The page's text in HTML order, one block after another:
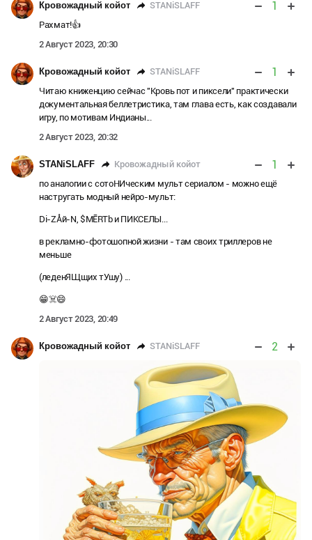
Кровожадный койот STANiSLAFF 1
Рахмат!👍
2 Август 2023, 20:30
Кровожадный койот STANiSLAFF 1
Читаю книженцию сейчас "Кровь пот и пиксели" практически
документальная беллетристика, там глава есть, как создавали
игру, по мотивам Индианы...
2 Август 2023, 20:32
STANiSLAFF Кровожадный койот 1
по аналогии с сотоНИческим мульт сериалом - можно ещё
настругать модный нейро-мульт:
Di-ZÅй-N, $MĒRTb и ПИКСЕЛЫ...
в рекламно-фотошопной жизни - там своих триллеров не
меньше
(леденЯЩщих тУшу) ...
😁☠️😄
2 Август 2023, 20:49
Кровожадный койот STANiSLAFF 2